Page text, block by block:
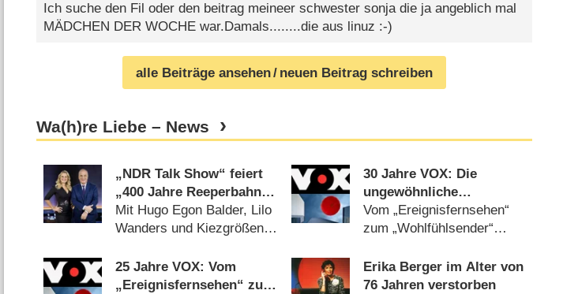
Ich suche den Fil oder den beitrag meineer schwester sonja die ja angeblich mal
MÄDCHEN DER WOCHE war.Damals........die aus linuz :-)
alle Beiträge ansehen/ neuen Beitrag schreiben
Wa(h)re Liebe – News
„NDR Talk Show“ feiert
„400 Jahre Reeperbahn“
mit Sondersendung
Mit Hugo Egon Balder, Lilo
Wanders und Kiezgrößen
30 Jahre VOX: Die
ungewöhnliche
Geschichte des Senders
im Rückblick
Vom „Ereignisfernsehen“
zum „Wohlfühlsender“
25 Jahre VOX: Vom
„Ereignisfernsehen“ zum
Erika Berger im Alter von
76 Jahren verstorben